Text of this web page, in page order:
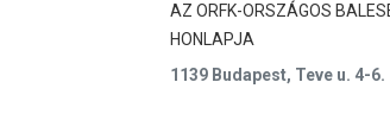
AZ ORFK-ORSZÁGOS
HONLAPJA
1139 Budapest, Teve u. 4-6.